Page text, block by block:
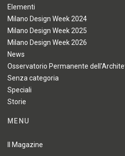
Elementi
Milano Design Week 2024
Milano Design Week 2025
Milano Design Week 2026
News
Osservatorio Permanente
Senza categoria
Speciali
Storie
MENU
Il Magazine